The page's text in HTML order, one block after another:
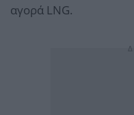
αγορά LNG.